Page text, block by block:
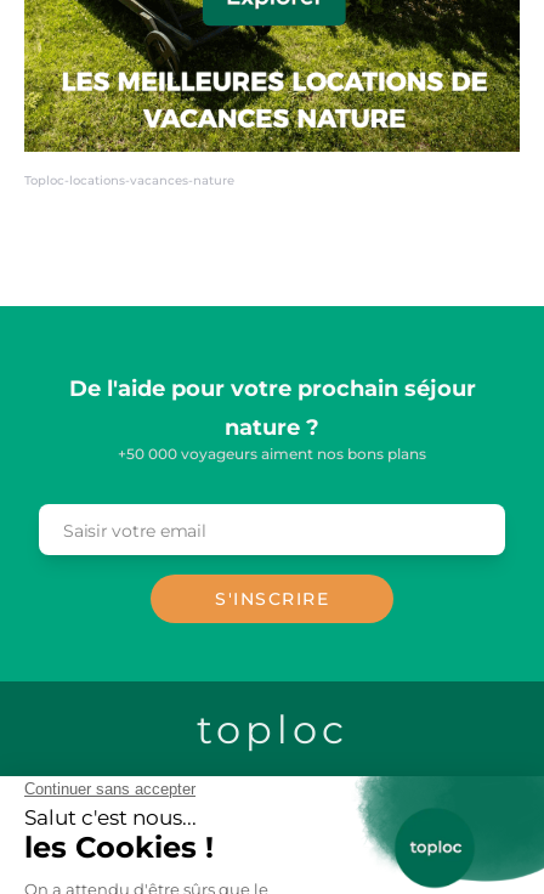
Toploc-locations-vacances-nature
De l'aide pour votre prochain séjour
nature ?
+50 000 voyageurs aiment nos bons plans
EmailSaisir votre email
S'INSCRIRE
toploc
CONTACTEZ-NOUS
LOCATION CHALETS EN BOIS
LOCATION GITES DE GROUPE
LOCATION MOBIL-HOME